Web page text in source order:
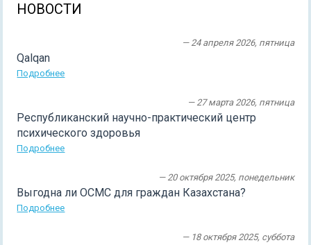
НОВОСТИ
— 24 апреля 2026, пятница
Qalqan
Подробнее
— 27 марта 2026, пятница
Республиканский научно-практический центр
психического здоровья
Подробнее
— 20 октября 2025, понедельник
Выгодна ли ОСМС для граждан Казахстана?
Подробнее
— 18 октября 2025, суббота